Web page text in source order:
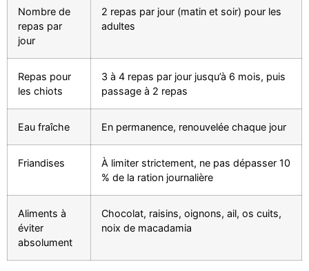
Nombre de
repas par
jour
2 repas par jour (matin et soir) pour les
adultes
Repas pour
les chiots
3 à 4 repas par jour jusqu’à 6 mois, puis
passage à 2 repas
Eau fraîche En permanence, renouvelée chaque jour
Friandises
À limiter strictement, ne pas dépasser 10
% de la ration journalière
Aliments à
éviter
absolument
Chocolat, raisins, oignons, ail, os cuits,
noix de macadamia